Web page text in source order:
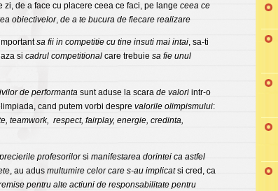
zi, de a face cu placere ceea ce faci, pe lange ceea ce
obiectivelor, de a te bucura de fiecare realizare
sa fii in competitie cu tine insuti mai intai, sa-ti
si cadrul competitionalcare trebuie sa fie unul
de performantasunt aduse la scara de valoriintr-o
cand putem vorbi despre valorile olimpismului:
teamwork, respect, fairplay, energie, credinta,
profesorilorsi manifestarea dorintei ca astfel
, au adus multumire celor care s-au implicatsi cred, ca
pentru alte actiuni de responsabilitate pentru